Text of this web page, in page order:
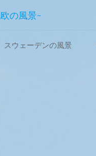
の風景~
スウェーデンの風景